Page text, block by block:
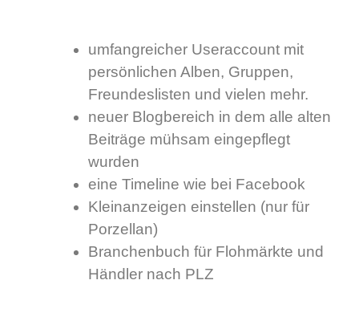
umfangreicher Useraccount mit
persönlichen Alben, Gruppen,
Freundeslisten und vielen mehr.
neuer Blogbereich in dem alle alten
Beiträge mühsam eingepflegt
wurden
eine Timeline wie bei Facebook
Kleinanzeigen einstellen (nur für
Porzellan)
Branchenbuch für Flohmärkte und
Händler nach PLZ